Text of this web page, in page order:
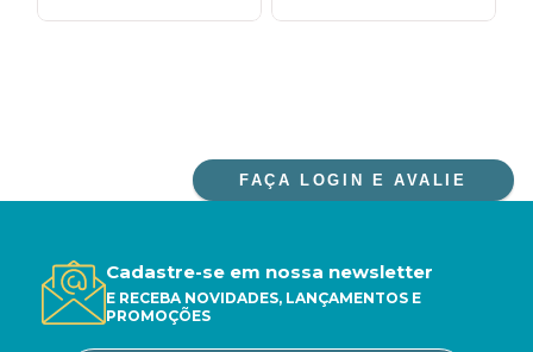
FAÇA LOGIN E AVALIE
Cadastre-se em nossa newsletter
E RECEBA NOVIDADES, LANÇAMENTOS E
PROMOÇÕES